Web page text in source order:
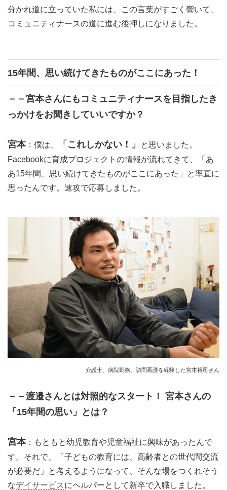
分かれ道に立っていた私には、この言葉がすごく響いて、
コミュニティナースの道に進む後押しになりました。
15年間、思い続けてきたものがここにあった！
－－宮本さんにもコミュニティナースを目指したき
っかけをお聞きしていいですか？
宮本：僕は、 「これしかない！」
と思いました。
Facebookに育成プロジェクトの情報が流れてきて、「あ
あ15年間、思い続けてきたものがここにあった」と率直に
思ったんです。速攻で応募しました。
介護士、病院勤務、訪問看護を経験した宮本裕司さん
－－渡邉さんとは対照的なスタート！ 宮本さんの
「15年間の思い」とは？
宮本：もともと幼児教育や児童福祉に興味があったんで
す。それで、「子どもの教育には、高齢者との世代間交流
が必要だ」と考えるようになって、そんな場をつくれそう
なデイサービス にヘルパーとして新卒で入職しました。